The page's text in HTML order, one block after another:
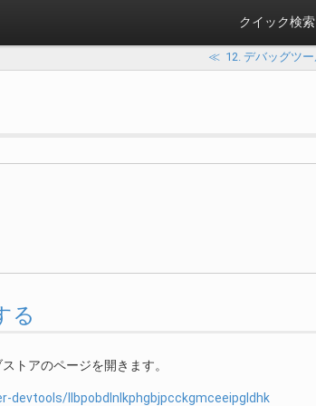
クイック検索
≪ 12. デバッグツ
る
トアのページを開きます。
llbpobdlnlkphgbjpcckgmceeipgldhk